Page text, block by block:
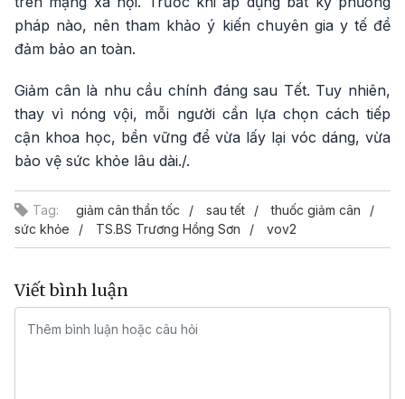
pháp nào, nên tham khảo ý kiến chuyên gia y tế để
đảm bảo an toàn.
Giảm cân là nhu cầu chính đáng sau Tết. Tuy nhiên,
thay vì nóng vội, mỗi người cần lựa chọn cách tiếp
cận khoa học, bền vững để vừa lấy lại vóc dáng, vừa
bảo vệ sức khỏe lâu dài./.
Tag: giảm cân thần tốc sau tết
thuốc giảm cân
sức khỏe
TS.BS Trương Hồng Sơn vov2
Viết bình luận